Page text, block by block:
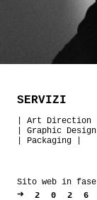
SERVIZI
Art Direction
Graphic Design
Packaging
Sito web in
➜ 2026